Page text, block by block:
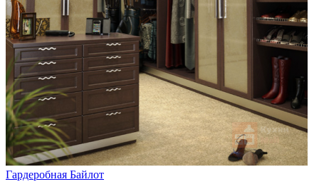
Гардеробная Байлот